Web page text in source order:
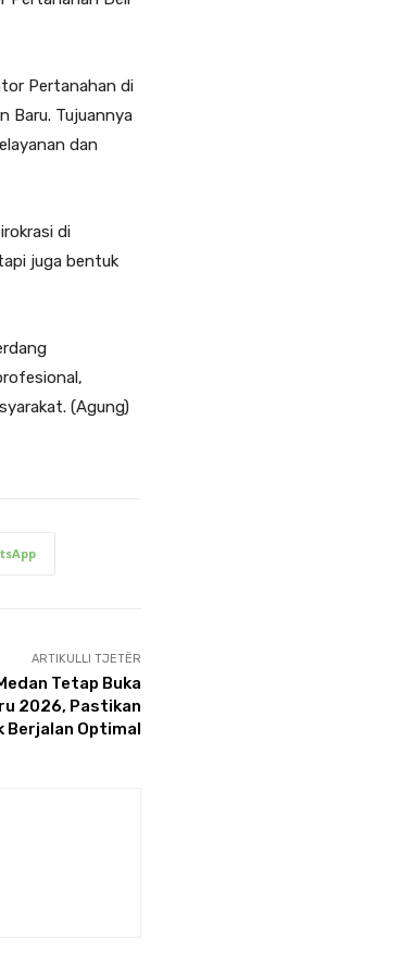
Pertanahan di
Baru. Tujuannya
dan
di
juga bentuk
(Agung)
ARTIKULLI TJETËR
Tetap Buka
2026, Pastikan
Berjalan Optimal